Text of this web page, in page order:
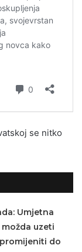
se nitko
Umjetna
uzeti
do